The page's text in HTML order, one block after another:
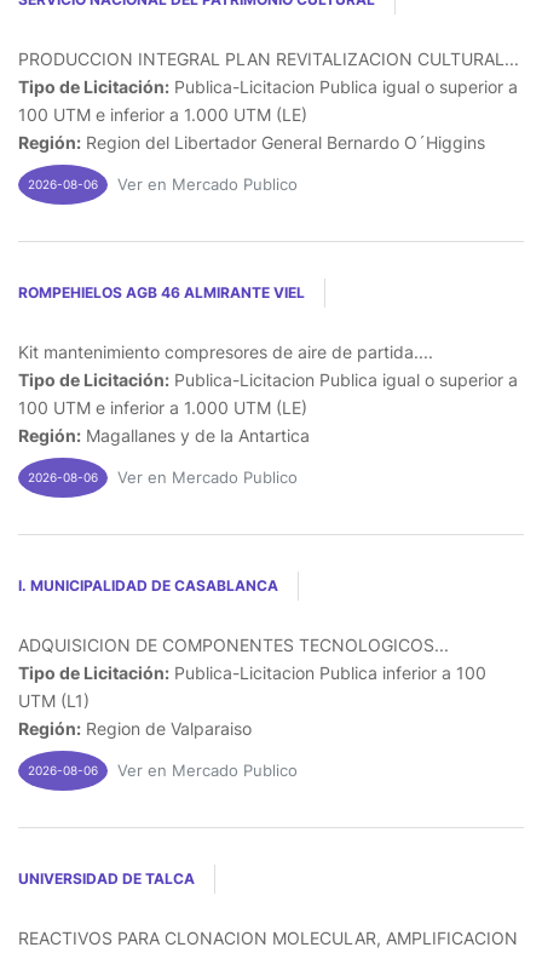
PRODUCCION INTEGRAL PLAN REVITALIZACION CULTURAL...
Tipo de Licitación: Publica-Licitacion Publica igual o superior a
100 UTM e inferior a 1.000 UTM (LE)
Región: Region del Libertador General Bernardo O´Higgins
2026-08-06 Ver en Mercado Publico
ROMPEHIELOS AGB 46 ALMIRANTE VIEL
Kit mantenimiento compresores de aire de partida....
Tipo de Licitación: Publica-Licitacion Publica igual o superior a
100 UTM e inferior a 1.000 UTM (LE)
Región: Magallanes y de la Antartica
2026-08-06 Ver en Mercado Publico
I. MUNICIPALIDAD DE CASABLANCA
ADQUISICION DE COMPONENTES TECNOLOGICOS...
Tipo de Licitación: Publica-Licitacion Publica inferior a 100
UTM (L1)
Región: Region de Valparaiso
2026-08-06 Ver en Mercado Publico
UNIVERSIDAD DE TALCA
REACTIVOS PARA CLONACION MOLECULAR, AMPLIFICACION